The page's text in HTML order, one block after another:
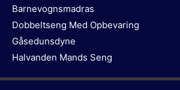
Barnevognsmadras
Dobbeltseng Med Opbevaring
Gåsedunsdyne
Halvanden Mands Seng